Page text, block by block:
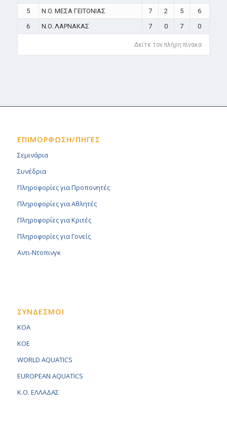
5
N.O. ΜΕΣΑ ΓΕΙΤΟΝΙΑΣ 7 2 5
6
6
N.O. ΛΑΡΝΑΚΑΣ 7 0 7 0
Δείτε τον πλήρη πίνακα
ΕΠΙΜΟΡΦΩΣΗ/ΠΗΓΕΣ
Σεμινάρια
Συνέδρια
Πληροφορίες για Προπονητές
Πληροφορίες για Αθλητές
Πληροφορίες για Κριτές
Πληροφορίες για Γονείς
Αντι-Ντοπινγκ
ΣΥΝΔΕΣΜΟΙ
KOA
KOE
WORLD AQUATICS
EUROPEAN AQUATICS
K.O. ΕΛΛΑΔΑΣ